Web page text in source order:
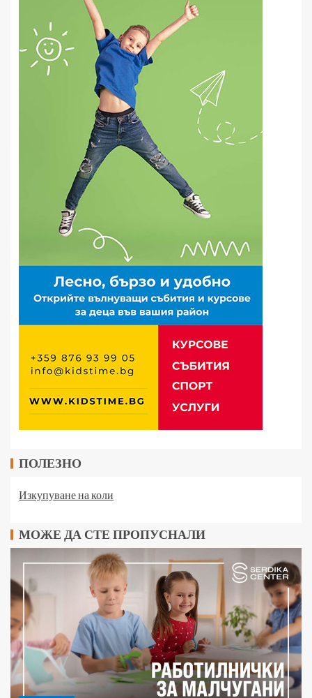
ПОЛЕЗНО
Изкупуване на коли
МОЖЕ ДА СТЕ ПРОПУСНАЛИ